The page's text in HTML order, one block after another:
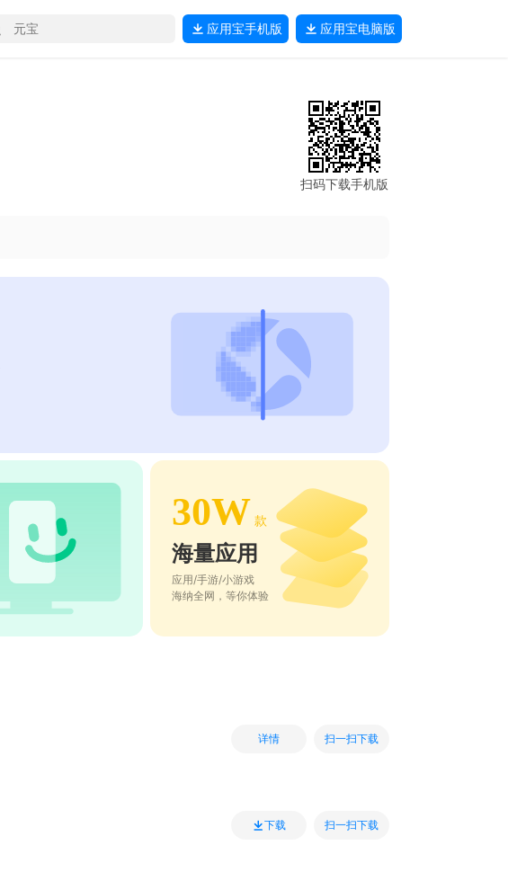
应用宝手机版 应用宝电脑版
扫码下载手机版
30W 款
海量应用
应用/手游/小游戏
海纳全网，等你体验
详情 扫一扫下载
下载 扫一扫下载